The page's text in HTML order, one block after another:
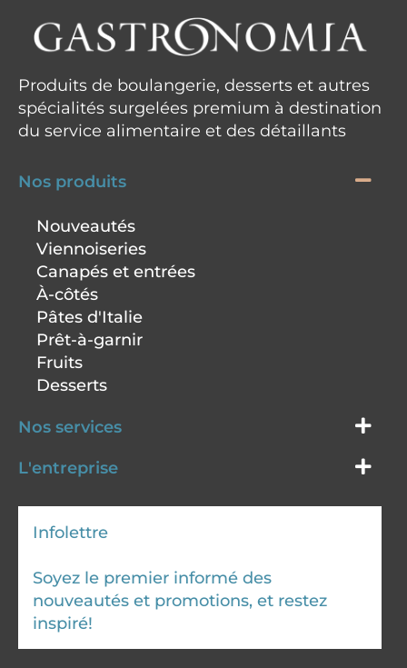
Produits de boulangerie, desserts et autres
spécialités surgelées premium à destination
du service alimentaire et des détaillants
Nos produits
Nouveautés
Viennoiseries
Canapés et entrées
À-côtés
Pâtes d'Italie
Prêt-à-garnir
Fruits
Desserts
Nos services
L'entreprise
Infolettre
Soyez le premier informé des
nouveautés et promotions, et restez
inspiré!